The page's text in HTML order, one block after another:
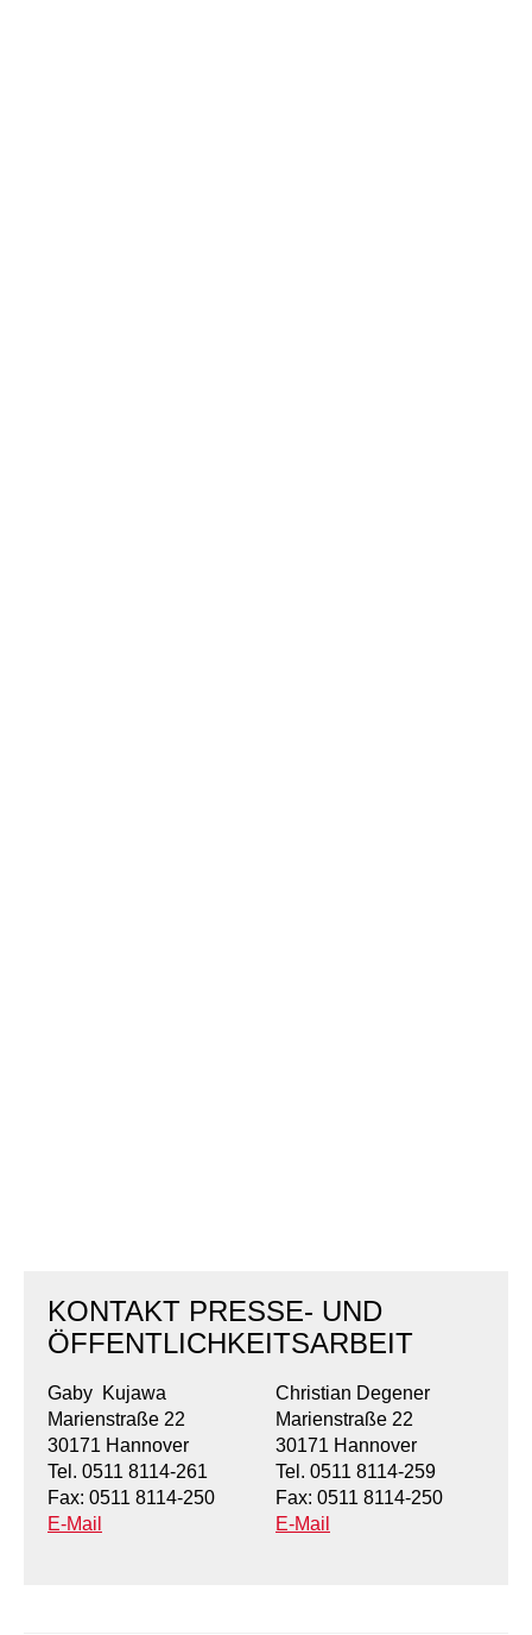
KONTAKT PRESSE- UND
ÖFFENTLICHKEITSARBEIT
Gaby Kujawa
Marienstraße 22
30171 Hannover
Tel. 0511 8114-261
Fax: 0511 8114-250
E-Mail
Christian Degener
Marienstraße 22
30171 Hannover
Tel. 0511 8114-259
Fax: 0511 8114-250
E-Mail